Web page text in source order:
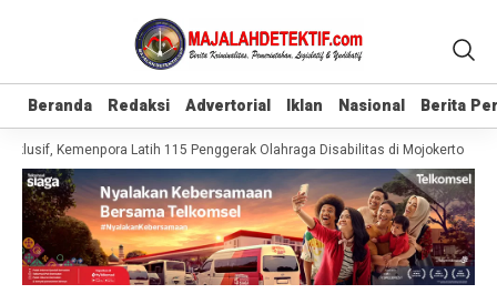
Beranda Redaksi Advertorial Iklan Nasional Berita
Beranda Redaksi Advertorial Iklan Nasional Berita
Kemenpora Latih 115 Penggerak Olahraga Disabilitas di Mojokerto